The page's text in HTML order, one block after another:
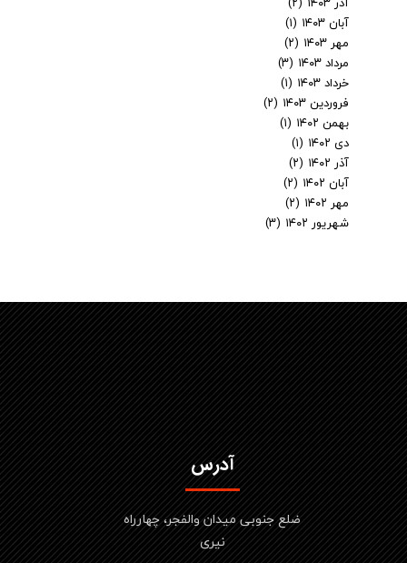
آبان ۱۴۰۳
(۱)
مهر ۱۴۰۳
(۲)
مرداد ۱۴۰۳
(۳)
خرداد ۱۴۰۳
(۱)
فروردین ۱۴۰۳
(۲)
بهمن ۱۴۰۲
(۱)
دی ۱۴۰۲
(۱)
آذر ۱۴۰۲
(۲)
آبان ۱۴۰۲
(۲)
مهر ۱۴۰۲
(۲)
شهریور ۱۴۰۲
(۳)
آدرس
ضلع جنوبی میدان والفجر، چهارراه
نیری